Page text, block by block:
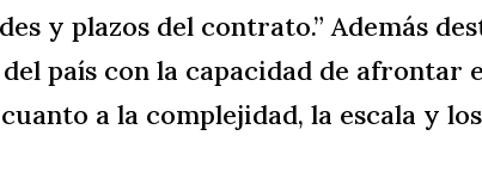
y plazos del contrato.” Además
país con la capacidad de afrontar
a la complejidad, la escala y